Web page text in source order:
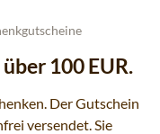
100 EUR.
Der Gutschein
versendet. Sie